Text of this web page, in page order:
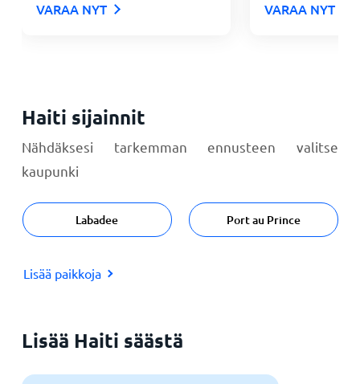
VARAA NYT VARAA NYT
Haiti sijainnit
Nähdäksesi tarkemman ennusteen valitse
kaupunki
Labadee Port au Prince
Lisää paikkoja
Lisää Haiti säästä